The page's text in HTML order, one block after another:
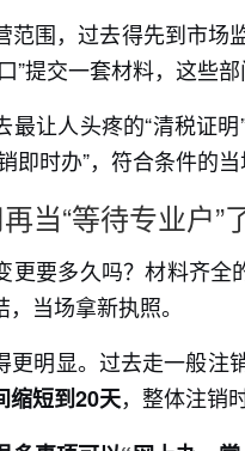
范围，过去得先到市
”提交一套材料，这些
最让人头疼的“清税证
即时办”，符合条件的
当“等待专业户”
更要多久吗？材料齐
当场拿新执照。
更明显。过去走一般
缩短到20天，整体注销